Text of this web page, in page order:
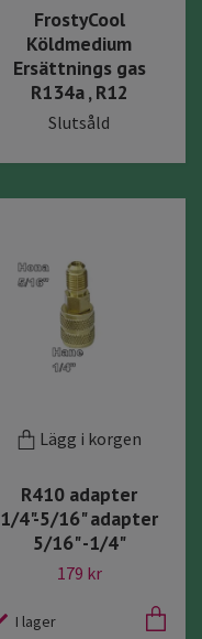
FrostyCool
Köldmedium
Ersättnings gas
R134a , R12
Slutsåld
Lägg i korgen
R410 adapter
1/4"-5/16" adapter
5/16" -1/4"
179 kr
I lager